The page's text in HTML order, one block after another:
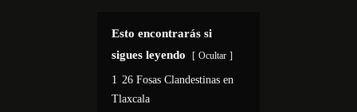
Esto encontrarás si
sigues leyendo
Ocultar
1 26 Fosas Clandestinas en
Tlaxcala